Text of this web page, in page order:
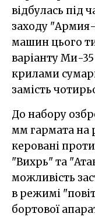
відбулась під
заходу "Армия-
машин цього
варіанту Ми-
крилами
замість
До набору
мм гармата на
керовані
"Вихрь" та
можливість
в режимі
бортової